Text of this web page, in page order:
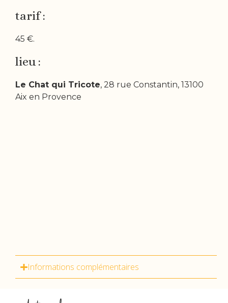
tarif :
45 €.
lieu :
Le Chat qui Tricote, 28 rue Constantin, 13100
Aix en Provence
Informations complémentaires